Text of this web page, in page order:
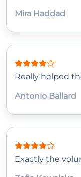
Mira Haddad
Really helped
Antonio Ballard
Exactly the